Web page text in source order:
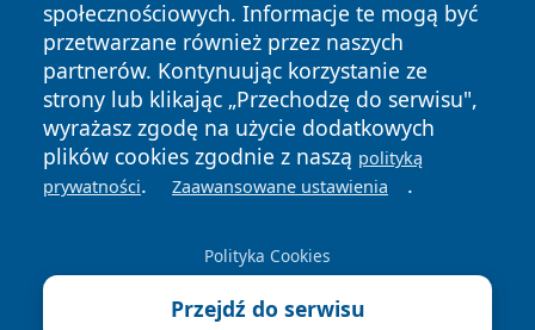
społecznościowych. Informacje te mogą być
przetwarzane również przez naszych
partnerów. Kontynuując korzystanie ze
strony lub klikając „Przechodzę do serwisu",
wyrażasz zgodę na użycie dodatkowych
plików cookies zgodnie z naszą polityką
prywatności. Zaawansowane ustawienia .
Polityka Cookies
Przejdź do serwisu
News Autorzy
Polityka
Prywatności
Polityka
Cookies